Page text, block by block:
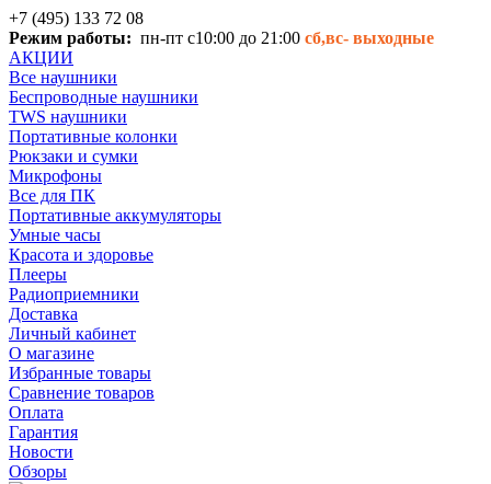
+7 (495) 133 72 08
Режим работы: пн-пт с10:00 до 21:00 сб,вс- выходные
АКЦИИ
Все наушники
Беспроводные наушники
TWS наушники
Портативные колонки
Рюкзаки и сумки
Микрофоны
Все для ПК
Портативные аккумуляторы
Умные часы
Красота и здоровье
Плееры
Радиоприемники
Доставка
Личный кабинет
О магазине
Избранные товары
Сравнение товаров
Оплата
Гарантия
Новости
Обзоры